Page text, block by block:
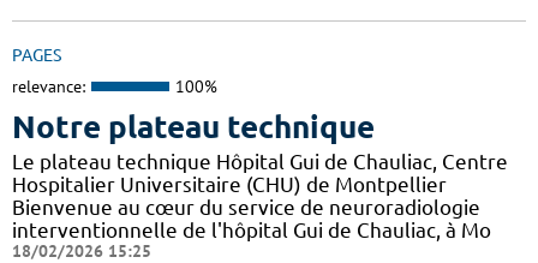
PAGES
relevance: 100%
Notre plateau technique
Le plateau technique Hôpital Gui de Chauliac, Centre
Hospitalier Universitaire (CHU) de Montpellier
Bienvenue au cœur du service de neuroradiologie
interventionnelle de l'hôpital Gui de Chauliac, à Mo
18/02/2026 15:25